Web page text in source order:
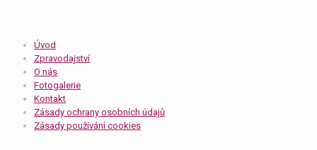
Úvod
Zpravodajství
O nás
Fotogalerie
Kontakt
Zásady ochrany osobních údajů
Zásady používání cookies